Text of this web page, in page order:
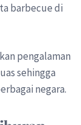
barbecue di
pengalaman
sehingga
negara.